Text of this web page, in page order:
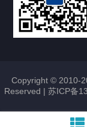
FREEZER低温
VOCs冷凝回收
Copyright © 2010-
Reserved | 苏ICP备